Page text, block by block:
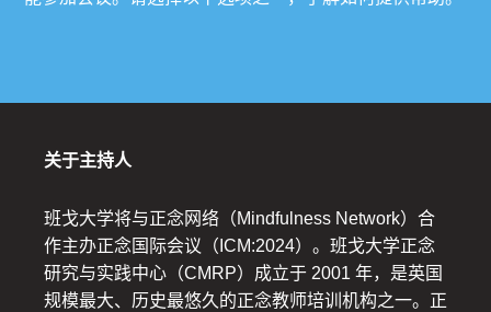
关于主持人
班戈大学将与正念网络（Mindfulness Network）合
作主办正念国际会议（ICM:2024）。班戈大学正念
研究与实践中心（CMRP）成立于 2001 年，是英国
规模最大、历史最悠久的正念教师培训机构之一。正